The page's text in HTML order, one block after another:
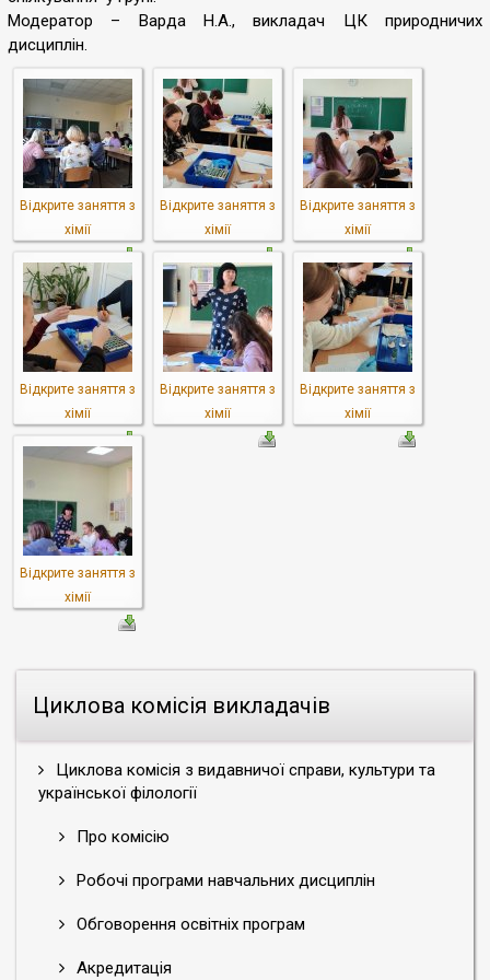
Циклова комісія викладачів
Циклова комісія з видавничої справи, культури та
української філології
Про комісію
Робочі програми навчальних дисциплін
Обговорення освітніх програм
Акредитація
Модератор – Варда Н.А., викладач ЦК природничих
дисциплін.
Відкрите заняття з
хімії
Відкрите заняття з
хімії
Відкрите заняття з
хімії
Відкрите заняття з
хімії
Відкрите заняття з
хімії
Відкрите заняття з
хімії
Відкрите заняття з
хімії